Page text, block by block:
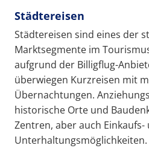
Städtereisen
Städtereisen sind eines der
Marktsegmente im
aufgrund der Billigflug-
überwiegen Kurzreisen mit
Übernachtungen.
historische Orte und
Zentren, aber auch Einkaufs-